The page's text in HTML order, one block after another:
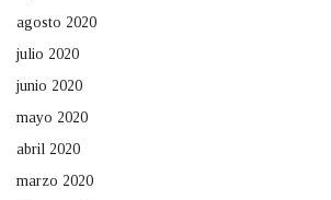
agosto 2020
julio 2020
junio 2020
mayo 2020
abril 2020
marzo 2020